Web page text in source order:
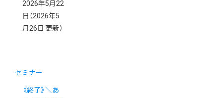
2026年5月22
日 （2026年5
月26日 更新）
セミナー
《終了》＼あ